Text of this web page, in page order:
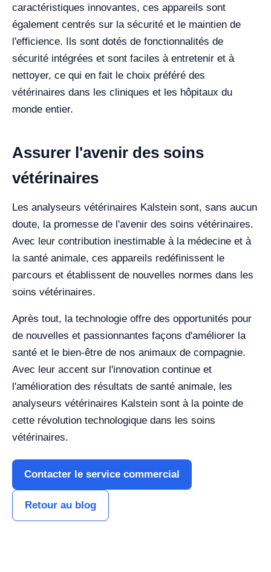
caractéristiques innovantes, ces appareils sont
également centrés sur la sécurité et le maintien de
l'efficience. Ils sont dotés de fonctionnalités de
sécurité intégrées et sont faciles à entretenir et à
nettoyer, ce qui en fait le choix préféré des
vétérinaires dans les cliniques et les hôpitaux du
monde entier.
Assurer l'avenir des soins
vétérinaires
Les analyseurs vétérinaires Kalstein sont, sans aucun
doute, la promesse de l'avenir des soins vétérinaires.
Avec leur contribution inestimable à la médecine et à
la santé animale, ces appareils redéfinissent le
parcours et établissent de nouvelles normes dans les
soins vétérinaires.
Après tout, la technologie offre des opportunités pour
de nouvelles et passionnantes façons d'améliorer la
santé et le bien-être de nos animaux de compagnie.
Avec leur accent sur l'innovation continue et
l'amélioration des résultats de santé animale, les
analyseurs vétérinaires Kalstein sont à la pointe de
cette révolution technologique dans les soins
vétérinaires.
Contacter le service commercial
Retour au blog